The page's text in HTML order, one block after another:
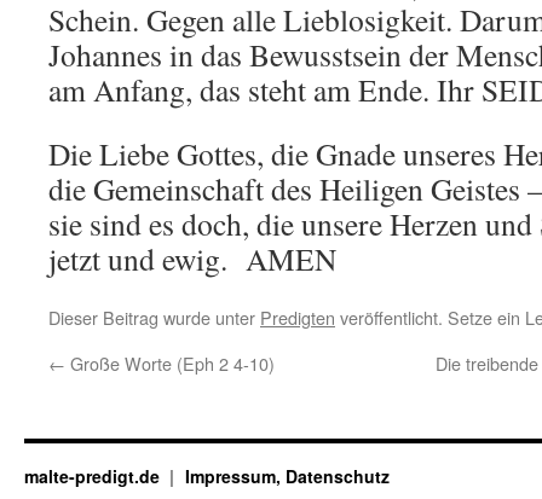
Schein. Gegen alle Lieblosigkeit.
Johannes in das Bewusstsein der
am Anfang, das steht am Ende. Ihr
Die Liebe Gottes, die Gnade unseres
die Gemeinschaft des Heiligen Geistes –
sie sind es doch, die unsere Herzen
jetzt und ewig. AMEN
Dieser Beitrag wurde unter Predigten veröffentlicht. Setze ein
← Große Worte (Eph 2 4-10) Die
malte-predigt.de Impressum, Datenschutz